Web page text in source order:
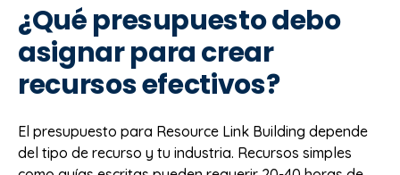
¿Qué presupuesto debo
asignar para crear
recursos efectivos?
El presupuesto para Resource Link Building depende
del tipo de recurso y tu industria. Recursos simples